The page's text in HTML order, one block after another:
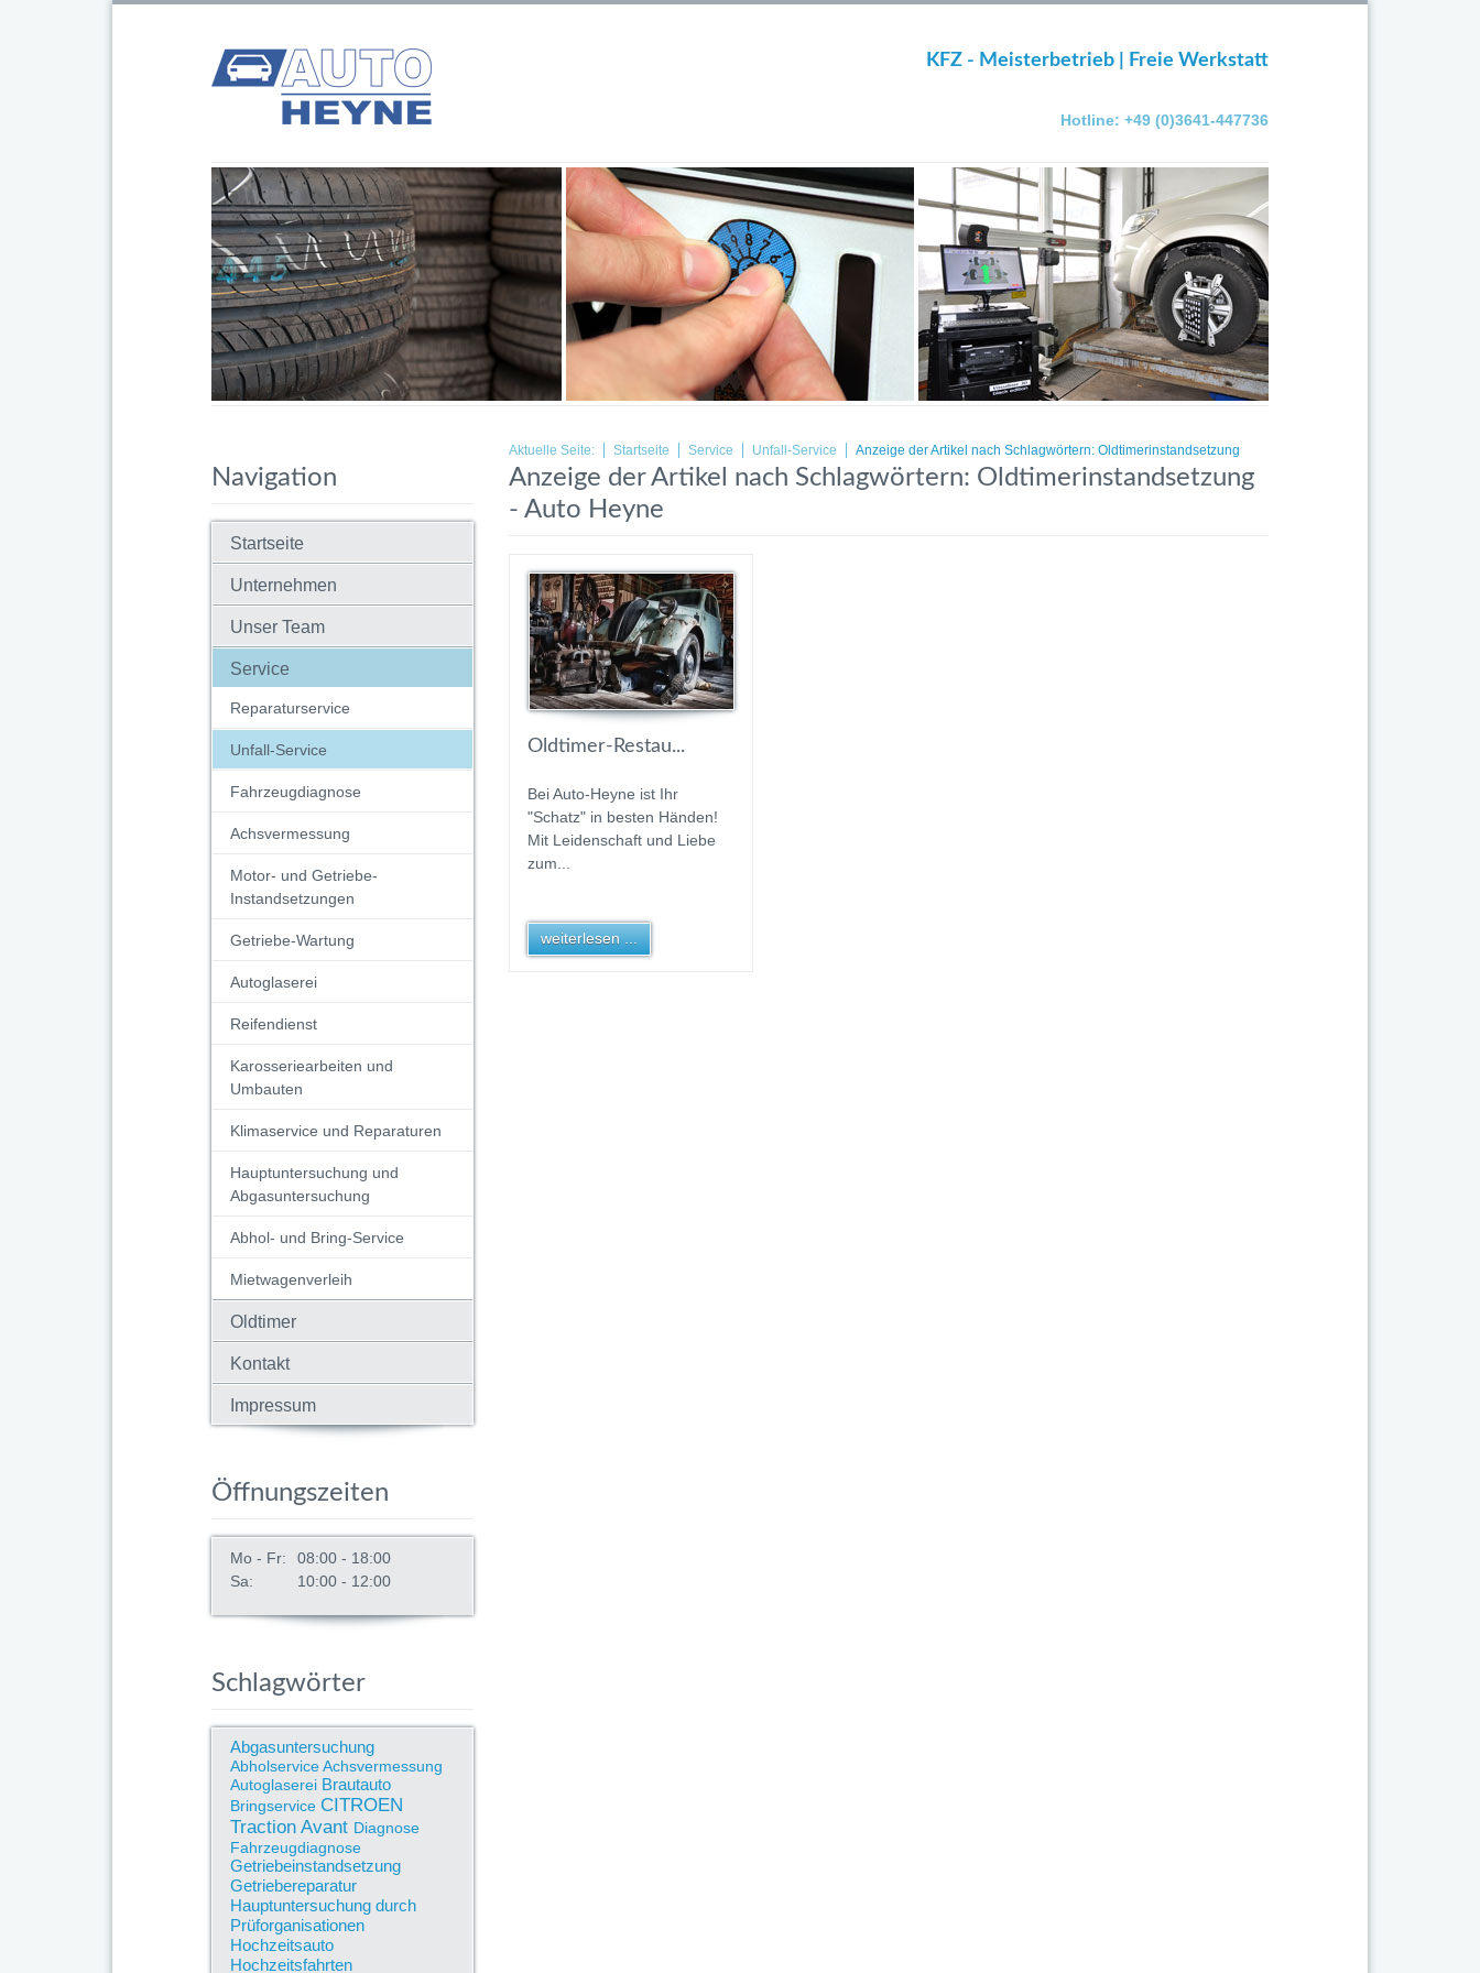
KFZ - Meisterbetrieb | Freie Werkstatt
Hotline: +49 (0)3641-447736
Navigation
Startseite
Unternehmen
Unser Team
Service
Reparaturservice
Unfall-Service
Fahrzeugdiagnose
Achsvermessung
Motor- und Getriebe-
Instandsetzungen
Getriebe-Wartung
Autoglaserei
Reifendienst
Karosseriearbeiten und
Umbauten
Klimaservice und Reparaturen
Hauptuntersuchung und
Abgasuntersuchung
Abhol- und Bring-Service
Mietwagenverleih
Oldtimer
Kontakt
Impressum
Öffnungszeiten
Mo - Fr:
08:00 - 18:00
Sa:
10:00 - 12:00
Schlagwörter
Abgasuntersuchung
AbholserviceAchsvermessung
Autoglaserei Brautauto
Bringservice CITROEN
Traction Avant Diagnose
Fahrzeugdiagnose
Getriebeinstandsetzung
Getriebereparatur
Hauptuntersuchung durch
Prüforganisationen
Hochzeitsauto
Hochzeitsfahrten
Aktuelle Seite: Startseite Service Unfall-Service Anzeige der Artikel nach Schlagwörtern: Oldtimerinstandsetzung
Anzeige der Artikel nach Schlagwörtern: Oldtimerinstandsetzung
- Auto Heyne
Oldtimer-Restau...
Bei Auto-Heyne ist Ihr
"Schatz" in besten Händen!
Mit Leidenschaft und Liebe
zum...
weiterlesen ...